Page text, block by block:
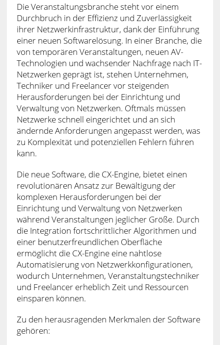
Die Veranstaltungsbranche steht vor einem
Durchbruch in der Effizienz und Zuverlässigkeit
ihrer Netzwerkinfrastruktur, dank der Einführung
einer neuen Softwarelösung. In einer Branche, die
von temporären Veranstaltungen, neuen AV-
Technologien und wachsender Nachfrage nach IT-
Netzwerken geprägt ist, stehen Unternehmen,
Techniker und Freelancer vor steigenden
Herausforderungen bei der Einrichtung und
Verwaltung von Netzwerken. Oftmals müssen
Netzwerke schnell eingerichtet und an sich
ändernde Anforderungen angepasst werden, was
zu Komplexität und potenziellen Fehlern führen
kann.
Die neue Software, die CX-Engine, bietet einen
revolutionären Ansatz zur Bewältigung der
komplexen Herausforderungen bei der
Einrichtung und Verwaltung von Netzwerken
während Veranstaltungen jeglicher Größe. Durch
die Integration fortschrittlicher Algorithmen und
einer benutzerfreundlichen Oberfläche
ermöglicht die CX-Engine eine nahtlose
Automatisierung von Netzwerkkonfigurationen,
wodurch Unternehmen, Veranstaltungstechniker
und Freelancer erheblich Zeit und Ressourcen
einsparen können.
Zu den herausragenden Merkmalen der Software
gehören: